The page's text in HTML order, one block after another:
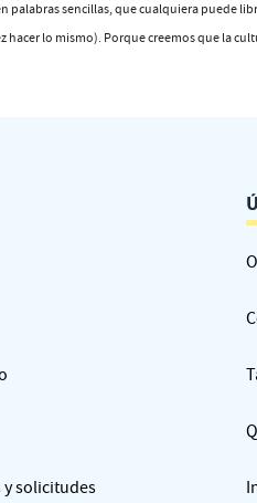
palabras sencillas, que cualquiera puede
lo mismo). Porque creemos que la
solicitudes